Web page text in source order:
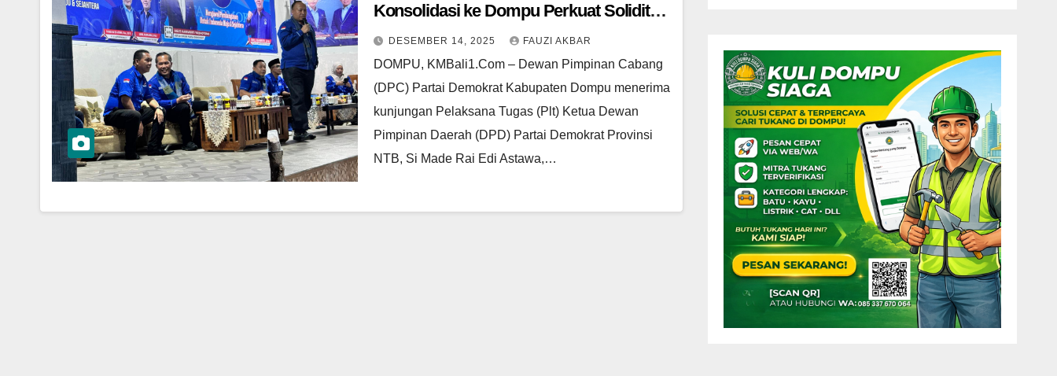
Konsolidasi ke Dompu Perkuat Soliditas
Kader
DESEMBER 14, 2025 FAUZI AKBAR
DOMPU, KMBali1.Com – Dewan Pimpinan Cabang
(DPC) Partai Demokrat Kabupaten Dompu menerima
kunjungan Pelaksana Tugas (Plt) Ketua Dewan
Pimpinan Daerah (DPD) Partai Demokrat Provinsi
NTB, Si Made Rai Edi Astawa,…